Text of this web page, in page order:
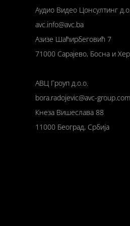
Аудио Видео Цонсултинг
avc.info@avc.ba
Азизе Шаћирбеговић 7
71000 Сарајево, Босна и
АВЦ Гроуп д.о.о.
bora.radojevic@avc-group.com
Кнеза Вишеслава 88
11000 Београд, Србија